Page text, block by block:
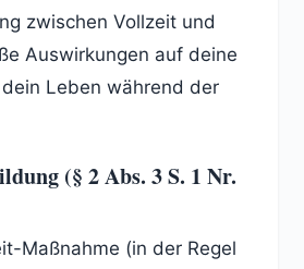
zwischen Vollzeit und
Auswirkungen auf deine
Leben während der
(§ 2 Abs. 3 S. 1 Nr.
Maßnahme (in der Regel